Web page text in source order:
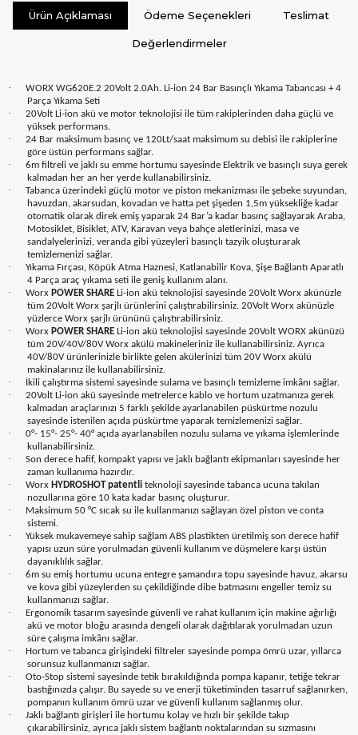
Ürün Açıklaması Ödeme Seçenekleri Teslimat
Değerlendirmeler
·
WORX WG620E.2 20Volt 2.0Ah. Li-ion 24 Bar Basınçlı Yıkama Tabancası + 4
Parça Yıkama Seti
·
20Volt Li-ion akü ve motor teknolojisi ile tüm rakiplerinden daha güçlü ve
yüksek performans.
·
24 Bar maksimum basınç ve 120Lt/saat maksimum su debisi ile rakiplerine
göre üstün performans sağlar.
·
6m filtreli ve jaklı su emme hortumu sayesinde Elektrik ve basınçlı suya gerek
kalmadan her an her yerde kullanabilirsiniz.
·
Tabanca üzerindeki güçlü motor ve piston mekanizması ile şebeke suyundan,
havuzdan, akarsudan, kovadan ve hatta pet şişeden 1,5m yüksekliğe kadar
otomatik olarak direk emiş yaparak 24 Bar’a kadar basınç sağlayarak Araba,
Motosiklet, Bisiklet, ATV, Karavan veya bahçe aletlerinizi, masa ve
sandalyelerinizi, veranda gibi yüzeyleri basınçlı tazyik oluşturarak
temizlemenizi sağlar.
·
Yıkama Fırçası, Köpük Atma Haznesi, Katlanabilir Kova, Şişe Bağlantı Aparatlı
4 Parça araç yıkama seti ile geniş kullanım alanı.
· Worx POWER SHARE Li-ion akü teknolojisi sayesinde 20Volt Worx akünüzle
tüm 20Volt Worx şarjlı ürünlerini çalıştırabilirsiniz. 20Volt Worx akünüzle
yüzlerce Worx şarjlı ürününü çalıştırabilirsiniz.
· Worx POWER SHARE Li-ion akü teknolojisi sayesinde 20Volt WORX akünüzü
tüm 20V/40V/80V Worx akülü makineleriniz ile kullanabilirsiniz. Ayrıca
40V/80V ürünlerinizle birlikte gelen akülerinizi tüm 20V Worx akülü
makinalarınız ile kullanabilirsiniz.
· İkili çalıştırma sistemi sayesinde sulama ve basınçlı temizleme imkânı sağlar.
·
20Volt Li-ion akü sayesinde metrelerce kablo ve hortum uzatmanıza gerek
kalmadan araçlarınızı 5 farklı şekilde ayarlanabilen püskürtme nozulu
sayesinde istenilen açıda püskürtme yaparak temizlemenizi sağlar.
·
0°- 15°- 25°- 40° açıda ayarlanabilen nozulu sulama ve yıkama işlemlerinde
kullanabilirsiniz.
·
Son derece hafif, kompakt yapısı ve jaklı bağlantı ekipmanları sayesinde her
zaman kullanıma hazırdır.
· Worx HYDROSHOT patentli teknoloji sayesinde tabanca ucuna takılan
nozullarına göre 10 kata kadar basınç oluşturur.
·
Maksimum 50 °C sıcak su ile kullanmanızı sağlayan özel piston ve conta
sistemi.
·
Yüksek mukavemeye sahip sağlam ABS plastikten üretilmiş son derece hafif
yapısı uzun süre yorulmadan güvenli kullanım ve düşmelere karşı üstün
dayanıklılık sağlar.
·
6m su emiş hortumu ucuna entegre şamandıra topu sayesinde havuz, akarsu
ve kova gibi yüzeylerden su çekildiğinde dibe batmasını engeller temiz su
kullanmanızı sağlar.
·
Ergonomik tasarım sayesinde güvenli ve rahat kullanım için makine ağırlığı
akü ve motor bloğu arasında dengeli olarak dağıtılarak yorulmadan uzun
süre çalışma imkânı sağlar.
·
Hortum ve tabanca girişindeki filtreler sayesinde pompa ömrü uzar, yıllarca
sorunsuz kullanmanızı sağlar.
·
Oto-Stop sistemi sayesinde tetik bırakıldığında pompa kapanır, tetiğe tekrar
bastığınızda çalışır. Bu sayede su ve enerji tüketiminden tasarruf sağlanırken,
pompanın kullanım ömrü uzar ve güvenli kullanım sağlanmış olur.
·
Jaklı bağlantı girişleri ile hortumu kolay ve hızlı bir şekilde takıp
çıkarabilirsiniz, ayrıca jaklı sistem bağlantı noktalarından su sızmasını